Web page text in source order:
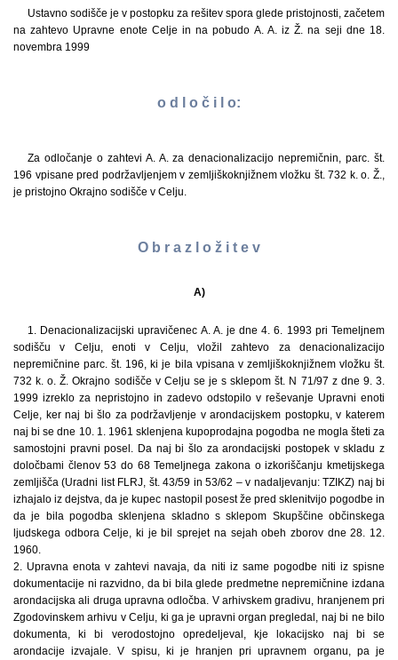
Ustavno sodišče je v postopku za rešitev spora glede pristojnosti, začetem
na zahtevo Upravne enote Celje in na pobudo A. A. iz Ž. na seji dne 18.
novembra 1999
o d l o č i l o:
Za odločanje o zahtevi A. A. za denacionalizacijo nepremičnin, parc. št.
196 vpisane pred podržavljenjem v zemljiškoknjižnem vložku št. 732 k. o. Ž.,
je pristojno Okrajno sodišče v Celju.
O b r a z l o ž i t e v
A)
1. Denacionalizacijski upravičenec A. A. je dne 4. 6. 1993 pri Temeljnem
sodišču v Celju, enoti v Celju, vložil zahtevo za denacionalizacijo
nepremičnine parc. št. 196, ki je bila vpisana v zemljiškoknjižnem vložku št.
732 k. o. Ž. Okrajno sodišče v Celju se je s sklepom št. N 71/97 z dne 9. 3.
1999 izreklo za nepristojno in zadevo odstopilo v reševanje Upravni enoti
Celje, ker naj bi šlo za podržavljenje v arondacijskem postopku, v katerem
naj bi se dne 10. 1. 1961 sklenjena kupoprodajna pogodba ne mogla šteti za
samostojni pravni posel. Da naj bi šlo za arondacijski postopek v skladu z
določbami členov 53 do 68 Temeljnega zakona o izkoriščanju kmetijskega
zemljišča (Uradni list FLRJ, št. 43/59 in 53/62 – v nadaljevanju: TZIKZ) naj bi
izhajalo iz dejstva, da je kupec nastopil posest že pred sklenitvijo pogodbe in
da je bila pogodba sklenjena skladno s sklepom Skupščine občinskega
ljudskega odbora Celje, ki je bil sprejet na sejah obeh zborov dne 28. 12.
1960.
2. Upravna enota v zahtevi navaja, da niti iz same pogodbe niti iz spisne
dokumentacije ni razvidno, da bi bila glede predmetne nepremičnine izdana
arondacijska ali druga upravna odločba. V arhivskem gradivu, hranjenem pri
Zgodovinskem arhivu v Celju, ki ga je upravni organ pregledal, naj bi ne bilo
dokumenta, ki bi verodostojno opredeljeval, kje lokacijsko naj bi se
arondacije izvajale. V spisu, ki je hranjen pri upravnem organu, pa je